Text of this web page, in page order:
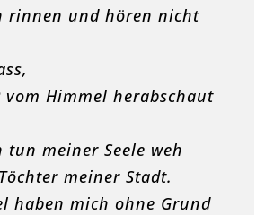
rinnen und hören nicht
vom Himmel herabschaut
tun meiner Seele weh
meiner Stadt.
haben mich ohne Grund